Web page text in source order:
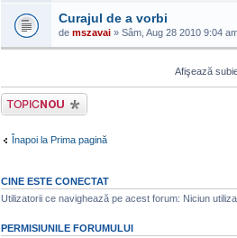
Curajul de a vorbi
de mszavai » Sâm, Aug 28 2010 9:04
Afişează
Scrie un subiect
nou
Înapoi la Prima pagină
CINE ESTE CONECTAT
Utilizatorii ce navighează pe acest forum: Niciun
PERMISIUNILE FORUMULUI